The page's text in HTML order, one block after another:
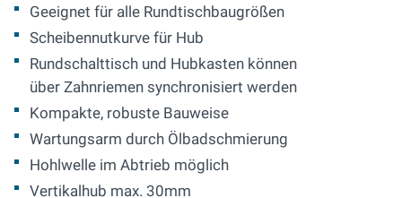
Geeignet für alle Rundtischbaugrößen
Scheibennutkurve für Hub
Rundschalttisch und Hubkasten können
über Zahnriemen synchronisiert werden
Kompakte, robuste Bauweise
Wartungsarm durch Ölbadschmierung
Hohlwelle im Abtrieb möglich
Vertikalhub max. 30mm